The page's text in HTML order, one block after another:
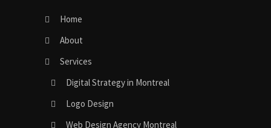
Home
About
Services
Digital Strategy in Montreal
Logo Design
Web Design Agency Montreal